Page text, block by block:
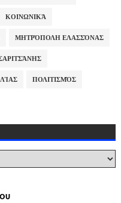
ΚΟΙΝΩΝΙΚΆ
ΜΗΤΡΌΠΟΛΗ ΕΛΑΣΣΌΝΑΣ
ΠΟΛΙΤΙΣΜΌΣ